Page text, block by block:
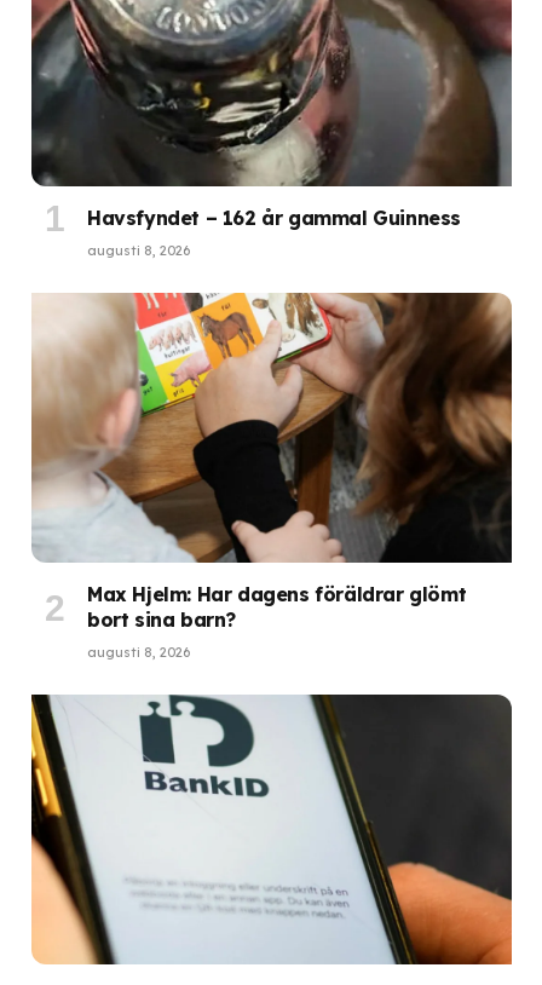
Havsfyndet – 162 år gammal Guinness
augusti 8, 2026
Max Hjelm: Har dagens föräldrar glömt
bort sina barn?
augusti 8, 2026